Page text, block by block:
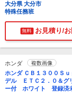
大分県 大分市
特殊任務班
無料 お見積り/
ホンダ 複数画像
ホンダ ＣＢ１３００Ｓ
デル ＥＴＣ２．０＆グ
ー付 ホワイト 登録済